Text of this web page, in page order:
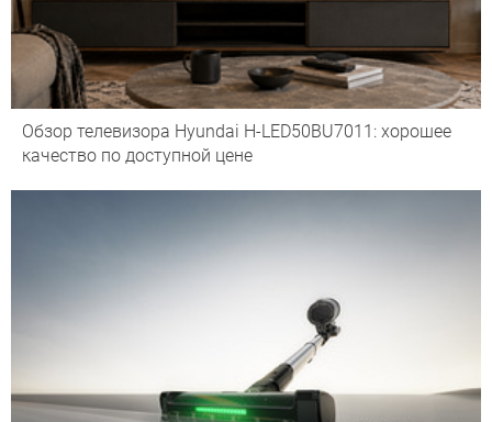
Обзор телевизора Hyundai H-LED50BU7011: хорошее
качество по доступной цене